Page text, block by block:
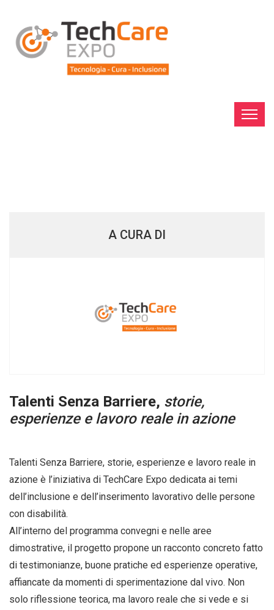
A CURA DI
Talenti Senza Barriere, storie,
esperienze e lavoro reale in azione
Talenti Senza Barriere, storie, esperienze e lavoro reale in
azione è l’iniziativa di TechCare Expo dedicata ai temi
dell’inclusione e dell’inserimento lavorativo delle persone
con disabilità.
All’interno del programma convegni e nelle aree
dimostrative, il progetto propone un racconto concreto fatto
di testimonianze, buone pratiche ed esperienze operative,
affiancate da momenti di sperimentazione dal vivo. Non
solo riflessione teorica, ma lavoro reale che si vede e si